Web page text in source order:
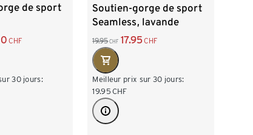
de sport
CHF
30 jours:
Soutien-gorge de sport
Seamless, lavande
19.95 CHF 17.95CHF
Meilleur prix sur 30 jours:
19.95 CHF